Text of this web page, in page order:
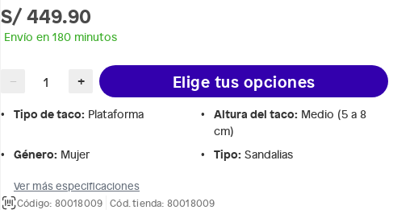
S/ 449.90
Envío en 180 minutos
− + Elige tus opciones
Tipo de taco: Plataforma Altura del taco: Medio (5 a 8
cm)
Género: Mujer Tipo: Sandalias
Ver más especificaciones
Código: 80018009 Cód. tienda: 80018009